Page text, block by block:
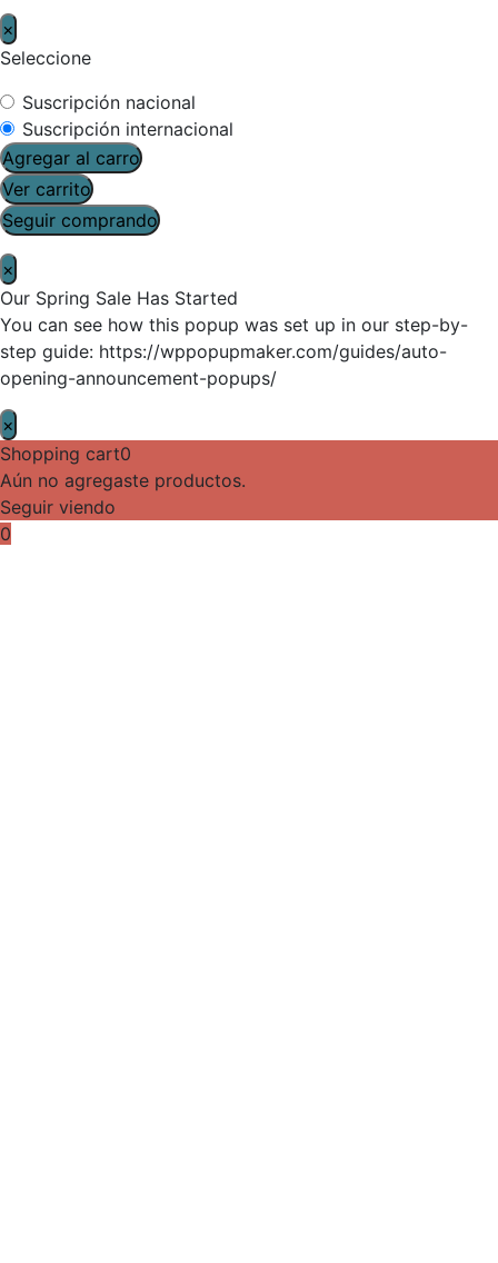
×
Seleccione
Suscripción nacional
Suscripción internacional
Agregar al carro
Ver carrito
Seguir comprando
×
Our Spring Sale Has Started
You can see how this popup was set up in our step-by-
step guide: https://wppopupmaker.com/guides/auto-
opening-announcement-popups/
×
Shopping cart0
Aún no agregaste productos.
Seguir viendo
0